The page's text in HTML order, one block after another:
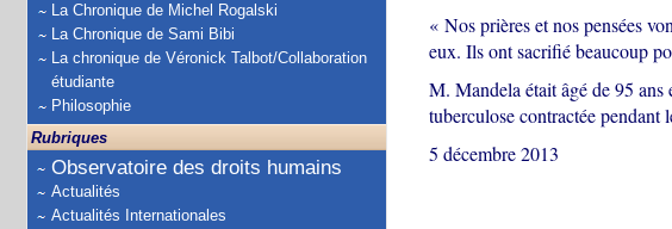
La Chronique de Michel Rogalski
La Chronique de Sami Bibi
La chronique de Véronick Talbot/Collaboration
étudiante
Philosophie
Rubriques
Observatoire des droits humains
Actualités
Actualités Internationales
« Nos prières et nos pensées
eux. Ils ont sacrifié beaucoup
M. Mandela était âgé de 95
tuberculose contractée pendant
5 décembre 2013